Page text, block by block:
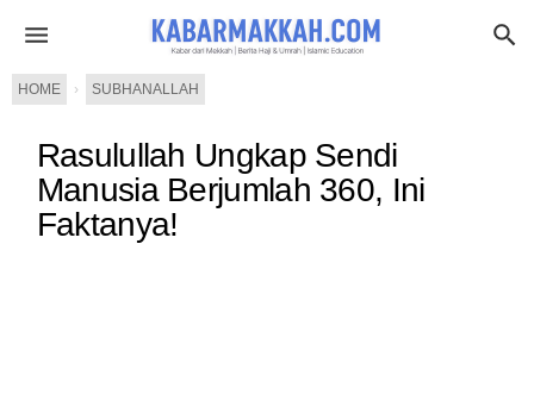
HOME › SUBHANALLAH
Rasulullah Ungkap Sendi
Manusia Berjumlah 360, Ini
Faktanya!